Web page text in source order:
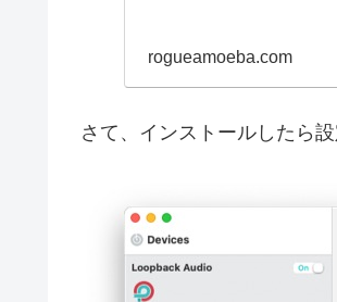
rogueamoeba.com
さて、インストールしたら設